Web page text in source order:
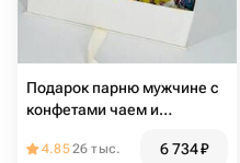
Подарок парню мужчине с
конфетами чаем и
4.8526 тыс. 6 734₽